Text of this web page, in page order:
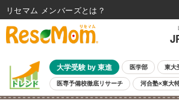
大学受験 by 東進 医学部 東大
医専予備校徹底リサーチ 河合塾×東大
親子で考える大学選び 高校受験 中学受験
リセマム メンバーズ